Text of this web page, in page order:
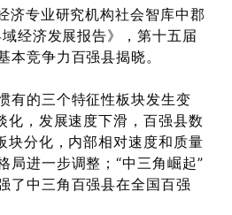
济专业研究机构社会智库中郡
经济发展报告》，第十五届
本竞争力百强县揭晓。
有的三个特征性板块发生变
化，发展速度下滑，百强县数
块分化，内部相对速度和质量
局进一步调整；“中三角崛起”
了中三角百强县在全国百强